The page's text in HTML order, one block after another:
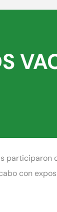
participaron
con